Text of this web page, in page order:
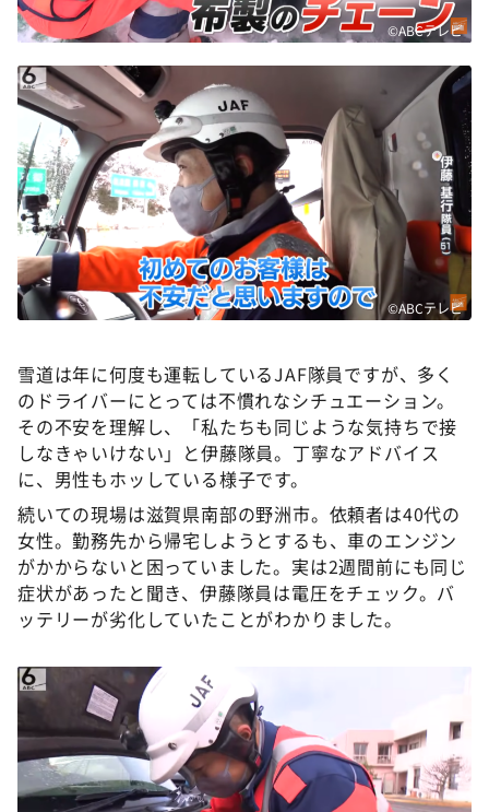
©ABCテレビ
©ABCテレビ
雪道は年に何度も運転しているJAF隊員ですが、多く
のドライバーにとっては不慣れなシチュエーション。
その不安を理解し、「私たちも同じような気持ちで接
しなきゃいけない」と伊藤隊員。丁寧なアドバイス
に、男性もホッしている様子です。
続いての現場は滋賀県南部の野洲市。依頼者は40代の
女性。勤務先から帰宅しようとするも、車のエンジン
がかからないと困っていました。実は2週間前にも同じ
症状があったと聞き、伊藤隊員は電圧をチェック。バ
ッテリーが劣化していたことがわかりました。